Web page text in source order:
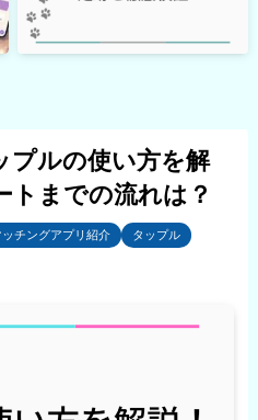
プルの使い方を解
トまでの流れは？
ッチングアプリ紹介 タップル